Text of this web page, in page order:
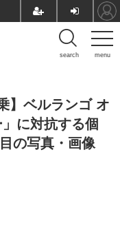
menu
search
】ベルランゴ オ
に対抗する個
の写真・画像